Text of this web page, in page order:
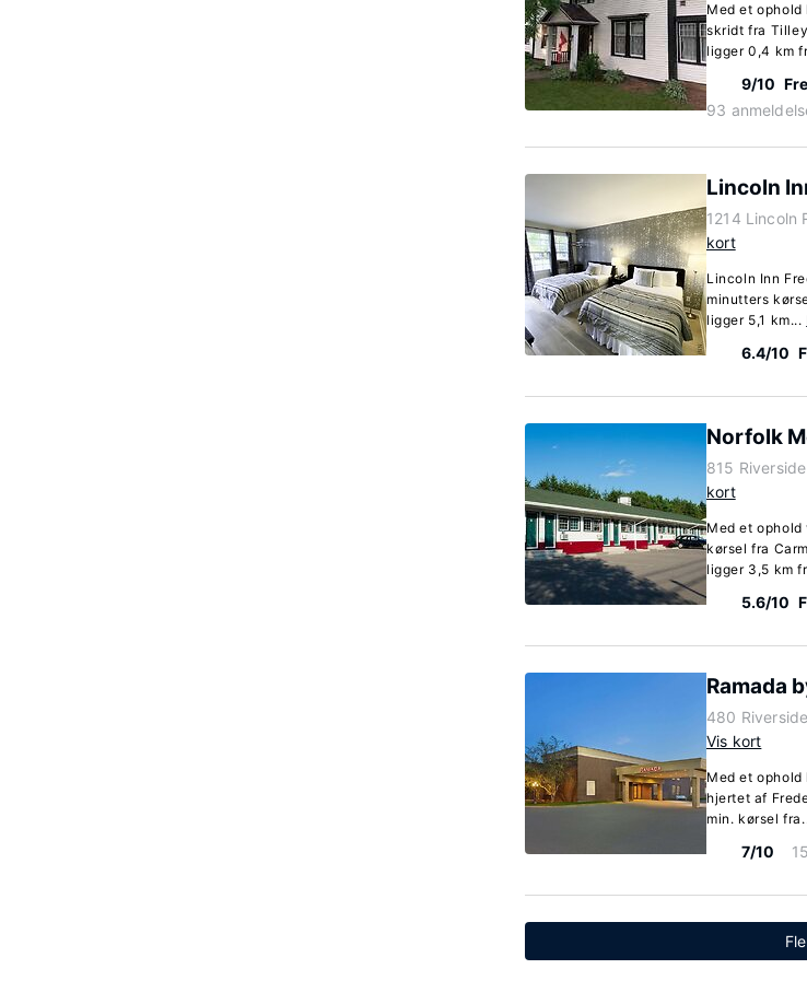
Med et ophold
skridt fra
ligger 0,4 km
9/10
93
Lincoln
1214 Lincoln
kort
Lincoln Inn
minutters
ligger 5,1 km...
6.4/10
Norfolk
815
kort
Med et
kørsel fra
ligger 3,5 km
5.6/10
Ramada
480
Vis kort
Med et ophold
hjertet af
min. kørsel
7/10